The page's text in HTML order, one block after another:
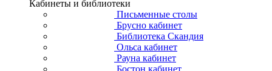
Кабинеты и библиотеки
Письменные столы
Брусно кабинет
Библиотека Скандия
Ольса кабинет
Рауна кабинет
Бостон кабинет